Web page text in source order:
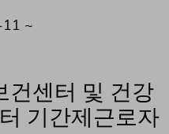
~
건센터 및 건강
기간제근로자